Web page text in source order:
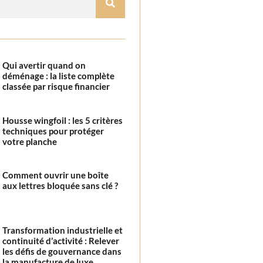
Qui avertir quand on
déménage : la liste complète
classée par risque financier
Housse wingfoil : les 5 critères
techniques pour protéger
votre planche
Comment ouvrir une boîte
aux lettres bloquée sans clé ?
Transformation industrielle et
continuité d’activité : Relever
les défis de gouvernance dans